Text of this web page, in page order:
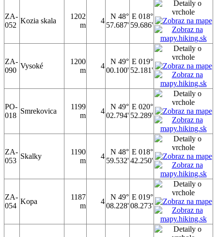
ZA-
052
Kozia skala
1202
m
4
N 48°
57.687'
E 018°
59.686'
ZA-
090
Vysoké
1200
m
4
N 49°
00.100'
E 019°
52.181'
PO-
018
Smrekovica
1199
m
4
N 49°
02.794'
E 020°
52.289'
ZA-
053
Skalky
1190
m
4
N 48°
59.532'
E 018°
42.250'
ZA-
054
Kopa
1187
m
4
N 49°
08.228'
E 019°
08.273'